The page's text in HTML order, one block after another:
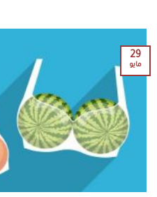
29
مايو